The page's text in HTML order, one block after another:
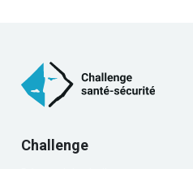
Challenge